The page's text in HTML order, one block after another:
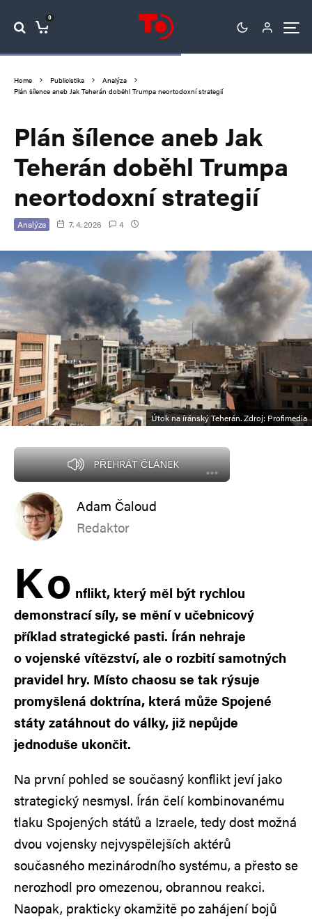
0
Home Publicistika
Analýza
Plán šílence aneb Jak Teherán doběhl Trumpa neortodoxní strategií
Plán šílence aneb Jak
Teherán doběhl Trumpa
neortodoxní strategií
Analýza 7. 4. 2026 4
Útok na íránský Teherán. Zdroj: Profimedia
PŘEHRÁT ČLÁNEK
Adam Čaloud
Redaktor
Ko nflikt, který měl být rychlou
demonstrací síly, se mění v učebnicový
příklad strategické pasti. Írán nehraje
o vojenské vítězství, ale o rozbití samotných
pravidel hry. Místo chaosu se tak rýsuje
promyšlená doktrína, která může Spojené
státy zatáhnout do války, již nepůjde
jednoduše ukončit.
Na první pohled se současný konflikt jeví jako
strategický nesmysl. Írán čelí kombinovanému
tlaku Spojených států a Izraele, tedy dost možná
dvou vojensky nejvyspělejších aktérů
současného mezinárodního systému, a přesto se
nerozhodl pro omezenou, obrannou reakci.
Naopak, prakticky okamžitě po zahájení bojů